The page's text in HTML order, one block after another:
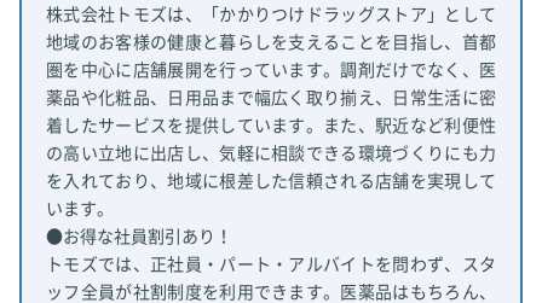
株式会社トモズは、「かかりつけドラッグストア」として
地域のお客様の健康と暮らしを支えることを目指し、首都
圏を中心に店舗展開を行っています。調剤だけでなく、医
薬品や化粧品、日用品まで幅広く取り揃え、日常生活に密
着したサービスを提供しています。また、駅近など利便性
の高い立地に出店し、気軽に相談できる環境づくりにも力
を入れており、地域に根差した信頼される店舗を実現して
います。
●お得な社員割引あり！
トモズでは、正社員・パート・アルバイトを問わず、スタ
ッフ全員が社割制度を利用できます。医薬品はもちろん、